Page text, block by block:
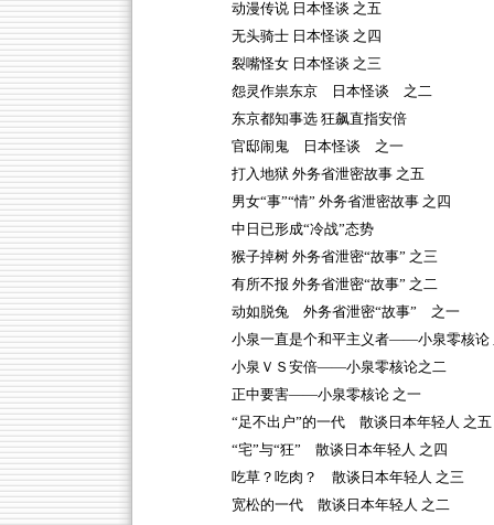
动漫传说 日本怪谈 之五
无头骑士 日本怪谈 之四
裂嘴怪女 日本怪谈 之三
怨灵作祟东京 日本怪谈 之二
东京都知事选 狂飙直指安倍
官邸闹鬼 日本怪谈 之一
打入地狱 外务省泄密故事 之五
男女“事”“情” 外务省泄密故事 之四
中日已形成“冷战”态势
猴子掉树 外务省泄密“故事” 之三
有所不报 外务省泄密“故事” 之二
动如脱兔 外务省泄密“故事” 之一
小泉一直是个和平主义者——小泉零核论
小泉ＶＳ安倍——小泉零核论之二
正中要害——小泉零核论 之一
“足不出户”的一代 散谈日本年轻人 之五
“宅”与“狂” 散谈日本年轻人 之四
吃草？吃肉？ 散谈日本年轻人 之三
宽松的一代 散谈日本年轻人 之二